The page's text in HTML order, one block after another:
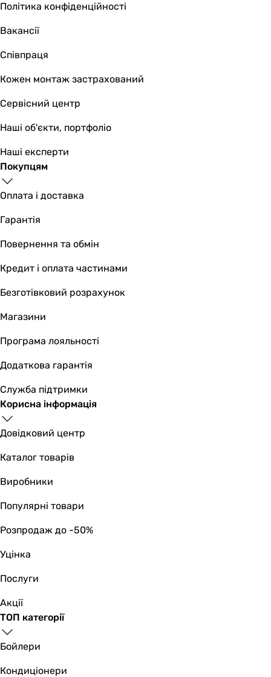
Політика конфіденційності
Вакансії
Співпраця
Кожен монтаж застрахований
Сервісний центр
Наші об'єкти, портфоліо
Наші експерти
Покупцям
Оплата і доставка
Гарантія
Повернення та обмін
Кредит і оплата частинами
Безготівковий розрахунок
Магазини
Програма лояльності
Додаткова гарантія
Служба підтримки
Корисна інформація
Довідковий центр
Каталог товарів
Виробники
Популярні товари
Розпродаж до -50%
Уцінка
Послуги
Акції
ТОП категорії
Бойлери
Кондиціонери